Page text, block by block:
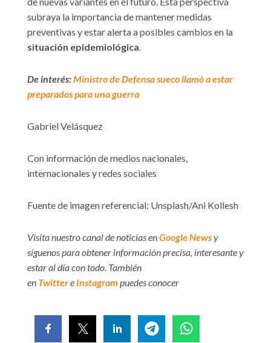
subraya la importancia de mantener medidas
preventivas y estar alerta a posibles cambios en la
situación epidemiológica
De interés:Ministro de Defensa sueco llamó a estar
preparados para una guerra
Gabriel Velásquez
Con información de medios nacionales,
internacionales y redes sociales
Fuente de imagen referencial: Unsplash/Ani Kollesh
Visita nuestro canal de noticias enGoogle Newsy
síguenos para obtener información precisa, interesante y
estar al día con todo. También
en Twittere Instagram puedes conocer